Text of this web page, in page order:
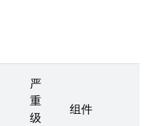
严
重
级
组件